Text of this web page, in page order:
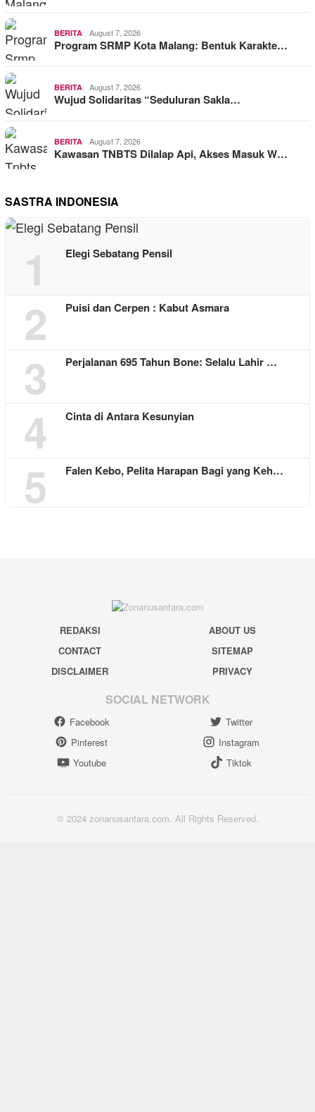
BERITA August 7, 2026
Program SRMP Kota Malang: Bentuk Karakte…
BERITA August 7, 2026
Wujud Solidaritas “Seduluran Sakla…
BERITA August 7, 2026
Kawasan TNBTS Dilalap Api, Akses Masuk W…
SASTRA INDONESIA
1 Elegi Sebatang Pensil
2 Puisi dan Cerpen : Kabut Asmara
3 Perjalanan 695 Tahun Bone: Selalu Lahir …
4 Cinta di Antara Kesunyian
5 Falen Kebo, Pelita Harapan Bagi yang Keh…
REDAKSI
ABOUT US
CONTACT
SITEMAP
DISCLAIMER
PRIVACY
SOCIAL NETWORK
Facebook
Twitter
Pinterest
Instagram
Youtube
Tiktok
© 2024 zonanusantara.com. All Rights Reserved.